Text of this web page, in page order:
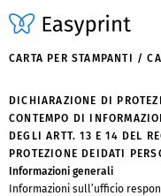
CARTA PER STAMPANTI /
DICHIARAZIONE DI
CONTEMPO DI
DEGLI ARTT. 13 E 14 DEL
PROTEZIONE DEIDATI
Informazioni generali
Informazioni sull’ufficio